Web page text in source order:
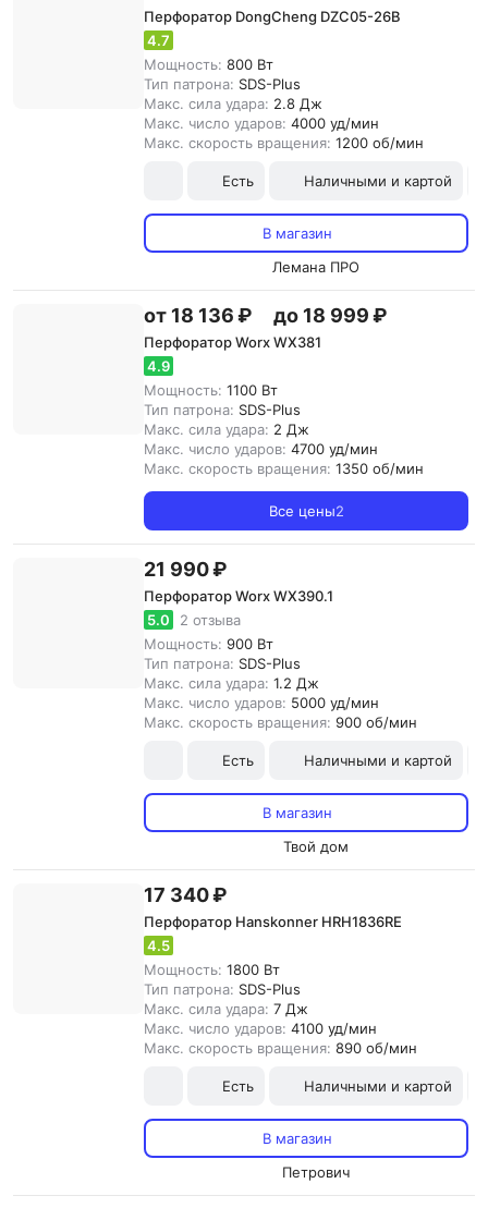
Перфоратор DongCheng DZC05-26B
4.7
Мощность: 800 Вт
Тип патрона: SDS-Plus
Макс. сила удара: 2.8 Дж
Макс. число ударов: 4000 уд/мин
Макс. скорость вращения: 1200 об/мин
Есть Наличными и картой
В магазин
Лемана ПРО
от 18 136 ₽ до 18 999 ₽
Перфоратор Worx WX381
4.9
Мощность: 1100 Вт
Тип патрона: SDS-Plus
Макс. сила удара: 2 Дж
Макс. число ударов: 4700 уд/мин
Макс. скорость вращения: 1350 об/мин
Все цены2
21 990 ₽
Перфоратор Worx WX390.1
5.0
2 отзыва
Мощность: 900 Вт
Тип патрона: SDS-Plus
Макс. сила удара: 1.2 Дж
Макс. число ударов: 5000 уд/мин
Макс. скорость вращения: 900 об/мин
Есть Наличными и картой
В магазин
Твой дом
17 340 ₽
Перфоратор Hanskonner HRH1836RE
4.5
Мощность: 1800 Вт
Тип патрона: SDS-Plus
Макс. сила удара: 7 Дж
Макс. число ударов: 4100 уд/мин
Макс. скорость вращения: 890 об/мин
Есть Наличными и картой
В магазин
Петрович